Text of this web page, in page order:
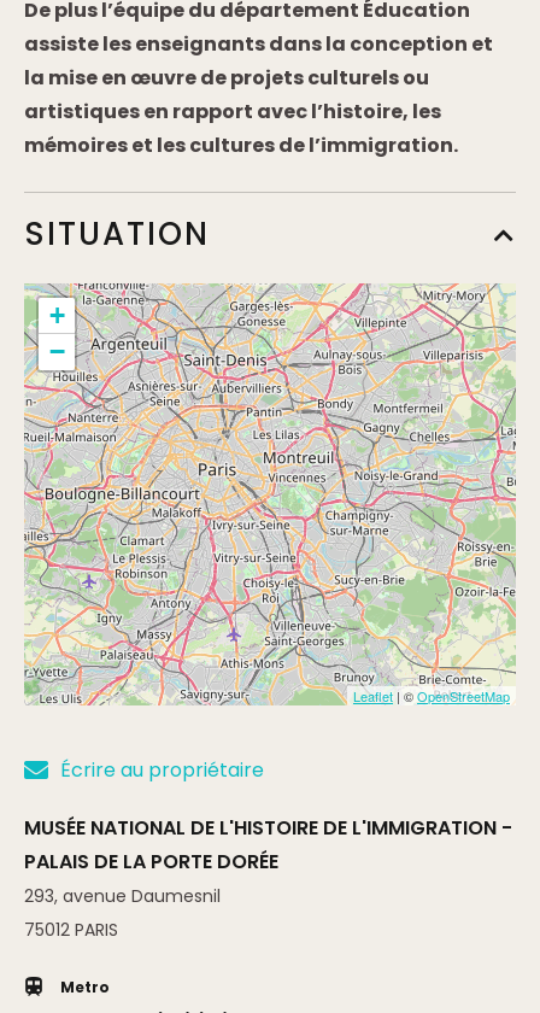
De plus l’équipe du département Éducation
assiste les enseignants dans la conception et
la mise en œuvre de projets culturels ou
artistiques en rapport avec l’histoire, les
mémoires et les cultures de l’immigration.
SITUATION
+
−
Leaflet | ©OpenStreetMap
Écrire au propriétaire
MUSÉE NATIONAL DE L'HISTOIRE DE L'IMMIGRATION -
PALAIS DE LA PORTE DORÉE
293, avenue Daumesnil
75012 PARIS
Metro